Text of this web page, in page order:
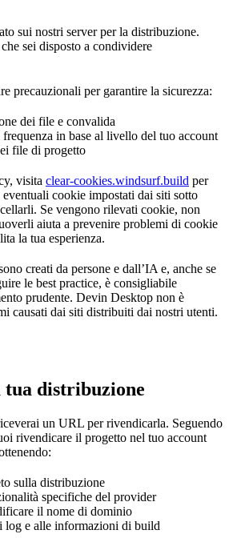
sui nostri server per la distribuzione.
sei disposto a condividere
precauzionali per garantire la sicurezza:
dei file e convalida
in base al livello del tuo account
file di progetto
visita clear-cookies.windsurf.build per
cookie impostati dai siti sotto
Se vengono rilevati cookie, non
aiuta a prevenire problemi di cookie
la tua esperienza.
creati da persone e dall’IA e, anche se
le best practice, è consigliabile
prudente. Devin Desktop non è
causati dai siti distribuiti dai nostri utenti.
distribuzione
un URL per rivendicarla. Seguendo
rivendicare il progetto nel tuo account
sulla distribuzione
specifiche del provider
il nome di dominio
log e alle informazioni di build